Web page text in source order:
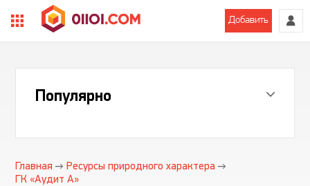
Добавить
Популярно
Главная
Ресурсы природного характера
ГК «Аудит А»